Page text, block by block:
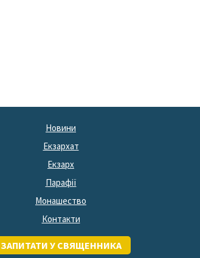
Новини
Екзархат
Екзарх
Парафії
Монашество
Контакти
ЗАПИТАТИ У СВЯЩЕННИКА